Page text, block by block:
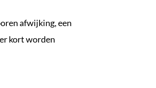
afwijking, een
kort worden